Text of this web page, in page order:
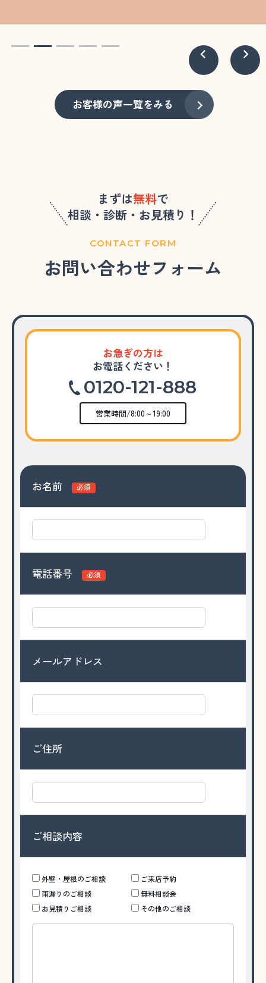
お客様の声一覧をみる
まずは無料で
相談・診断・お見積り！
CONTACT FORM
お問い合わせフォーム
お急ぎの方は
お電話ください！
0120-121-888
営業時間/8:00～19:00
お名前 必須
電話番号 必須
メールアドレス
ご住所
ご相談内容
外壁・屋根のご相談
ご来店予約
雨漏りのご相談
無料相談会
お見積りご相談
その他のご相談